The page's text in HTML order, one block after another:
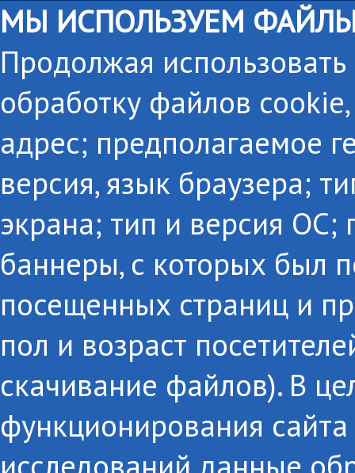
МЫ ИСПОЛЬЗУЕМ ФАЙЛЫ
Продолжая
обработку файлов
адрес; предполагаемое
версия, язык браузера;
экрана; тип и версия
баннеры, с которых был
посещенных страниц и
пол и возраст
скачивание файлов). В
функционирования